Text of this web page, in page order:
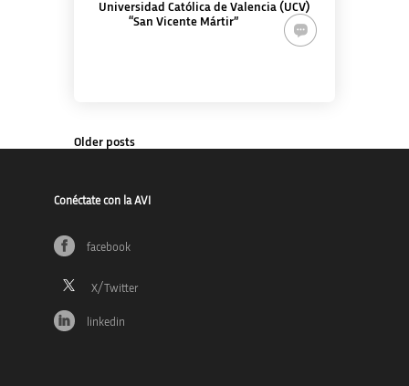
Universidad Católica de Valencia (UCV)
“San Vicente Mártir”
Older posts
Conéctate con la AVI
facebook
linkedin